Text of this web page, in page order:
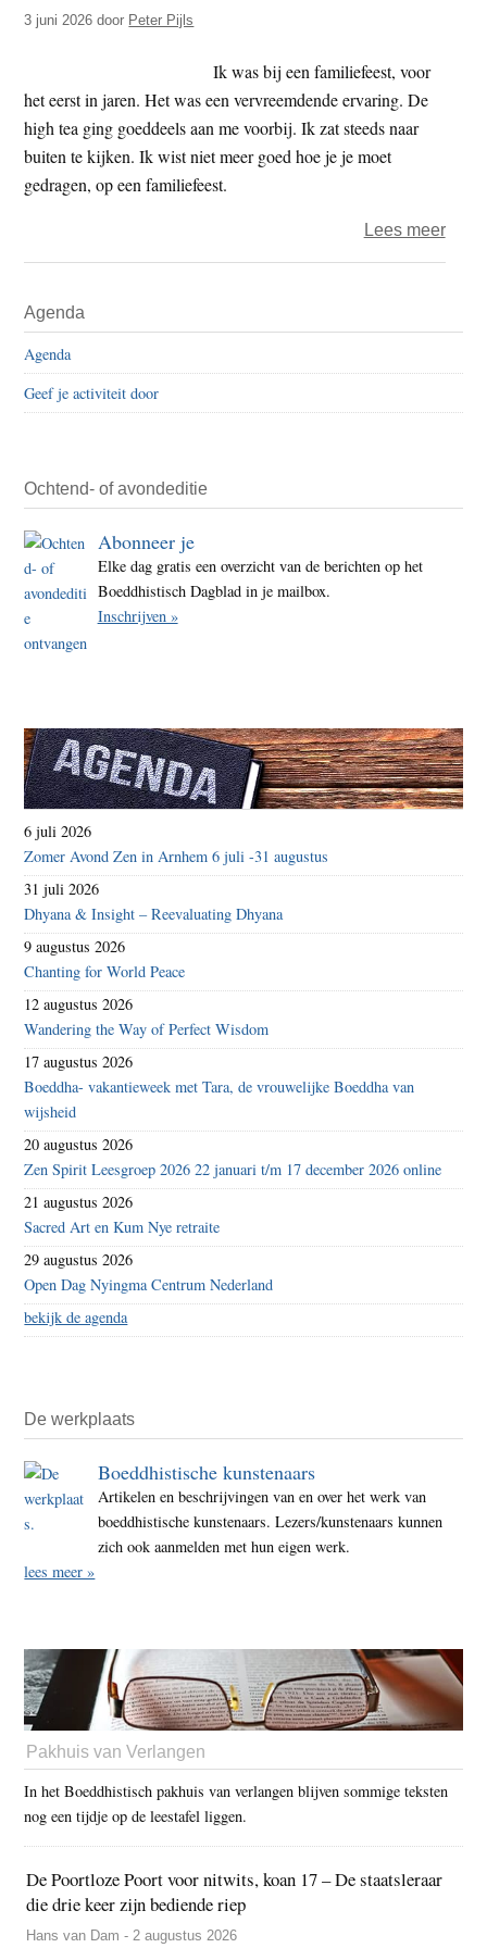
t
e
t
e
3 juni 2026 door Peter Pijls
Ik was bij een familiefeest, voor
het eerst in jaren. Het was een vervreemdende ervaring. De
high tea ging goeddeels aan me voorbij. Ik zat steeds naar
buiten te kijken. Ik wist niet meer goed hoe je je moet
gedragen, op een familiefeest.
Lees meerover
Sidebar
Agenda
Agenda
Geef je activiteit door
Ochtend- of avondeditie
Abonneer je
Elke dag gratis een overzicht van de berichten op het
Boeddhistisch Dagblad in je mailbox.
Inschrijven »
6 juli 2026
Zomer Avond Zen in Arnhem 6 juli -31 augustus
31 juli 2026
Dhyana & Insight – Reevaluating Dhyana
9 augustus 2026
Chanting for World Peace
12 augustus 2026
Wandering the Way of Perfect Wisdom
17 augustus 2026
Boeddha- vakantieweek met Tara, de vrouwelijke Boeddha van
wijsheid
20 augustus 2026
Zen Spirit Leesgroep 2026 22 januari t/m 17 december 2026 online
21 augustus 2026
Sacred Art en Kum Nye retraite
29 augustus 2026
Open Dag Nyingma Centrum Nederland
bekijk de agenda
De werkplaats
Boeddhistische kunstenaars
Artikelen en beschrijvingen van en over het werk van
boeddhistische kunstenaars. Lezers/kunstenaars kunnen
zich ook aanmelden met hun eigen werk.
lees meer »
Pakhuis van Verlangen
In het Boeddhistisch pakhuis van verlangen blijven sommige teksten
nog een tijdje op de leestafel liggen.
De Poortloze Poort voor nitwits, koan 17 – De staatsleraar
die drie keer zijn bediende riep
Hans van Dam - 2 augustus 2026